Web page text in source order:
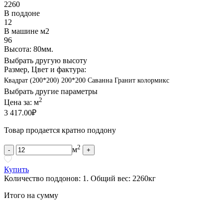
2260
В поддоне
12
В машине м2
96
Высота: 80мм.
Выбрать другую высоту
Размер, Цвет и фактура:
Квадрат (200*200) 200*200 Саванна Гранит колормикс
Выбрать другие параметры
Цена за: м2
3 417.00₽
Товар продается кратно поддону
- м2 +
Купить
Количество поддонов: 1 . Общий вес: 2260кг
Итого на сумму